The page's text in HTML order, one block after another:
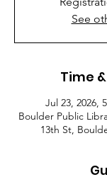
See
Time
Jul 23, 2026,
Boulder Public
13th St,